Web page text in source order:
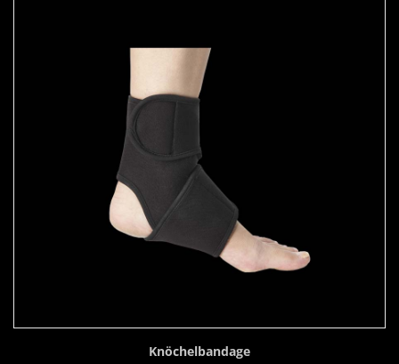
Knöchelbandage